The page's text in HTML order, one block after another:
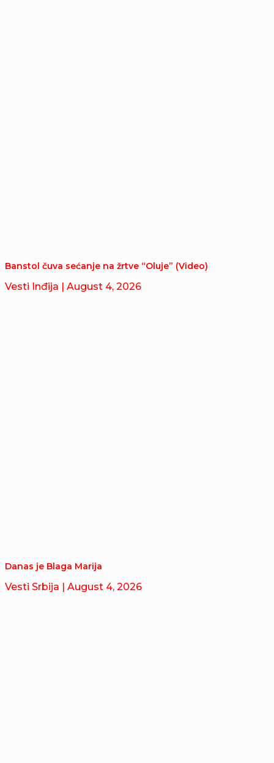
Banstol čuva sećanje na žrtve “Oluje” (Video)
Vesti Inđija | August 4, 2026
Danas je Blaga Marija
Vesti Srbija | August 4, 2026